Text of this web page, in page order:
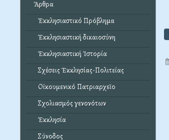
Ἄρθρα
Ἐκκλησιαστικό Πρόβλημα
Ἐκκλησιαστική δικαιοσύνη
Ἐκκλησιαστική Ἱστορία
Σχέσεις Ἐκκλησίας-Πολιτείας
Οἰκουμενικό Πατριαρχεῖο
Σχολιασμός γενονότων
Ἐκκλησία
Σύνοδος